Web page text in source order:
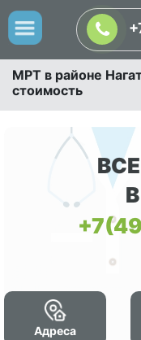
МРТ в районе
стоимость
Адреса